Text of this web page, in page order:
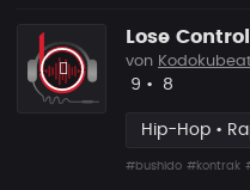
von
Likes
9 • 8
Hip-Hop •
#bushido #kontrak